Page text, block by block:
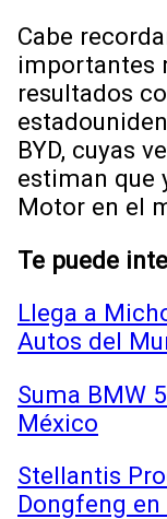
Cabe
importantes
resultados
BYD, cuyas
estiman que
Motor en el
Te puede
Llega a
Autos del
Suma BMW
México
Stellantis
Dongfeng